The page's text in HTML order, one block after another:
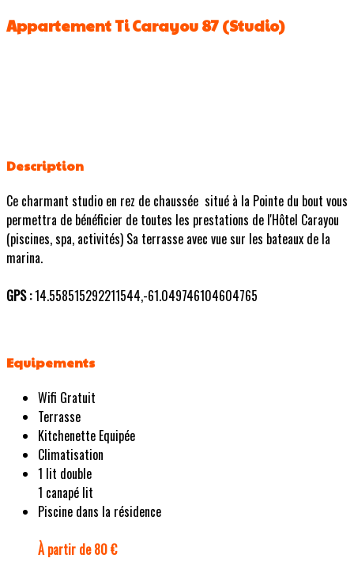
Appartement Ti Carayou 87 (Studio)
Description
Ce charmant studio en rez de chaussée situé à la Pointe du bout vous
permettra de bénéficier de toutes les prestations de l'Hôtel Carayou
(piscines, spa, activités) Sa terrasse avec vue sur les bateaux de la
marina.
GPS :14.558515292211544,-61.049746104604765
Equipements
Wifi Gratuit
Terrasse
Kitchenette Equipée
Climatisation
1 lit double
1 canapé lit
Piscine dans la résidence
À partir de 80 €